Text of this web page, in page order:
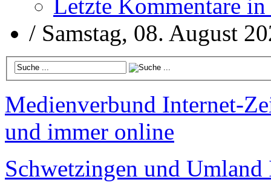
Letzte Kommentare in
/ Samstag, 08. August
Medienverbund Internet-
und immer online
Schwetzingen und Umland